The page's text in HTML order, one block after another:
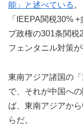
能」と述べている
「IEEPA関税30%
プ政権の301条関税
フェンタニル対策
東南アジア諸国の
で、それが中国へ
ば、東南アジアか
らだ。